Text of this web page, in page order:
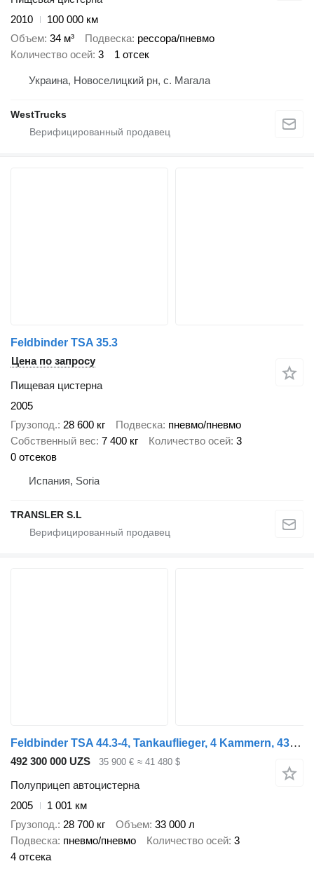
2010
100 000 км
Объем 34 м³ Подвеска рессора/пневмо
Количество осей 3 1 отсек
Украина, Новоселицкий рн, с. Магала
WestTrucks
Feldbinder TSA 35.3
Цена по запросу
Пищевая цистерна
2005
Грузопод. 28 600 кг Подвеска пневмо/пневмо
Собственный вес 7 400 кг Количество осей 3
0 отсеков
Испания, Soria
TRANSLER S.L
Feldbinder TSA 44.3-4, Tankauflieger, 4 Kammern, 43300l
492 300 000 UZS 35 900 € ≈ 41 480 $
Полуприцеп автоцистерна
2005
1 001 км
Грузопод. 28 700 кг Объем 33 000 л
Подвеска пневмо/пневмо Количество осей 3
4 отсека